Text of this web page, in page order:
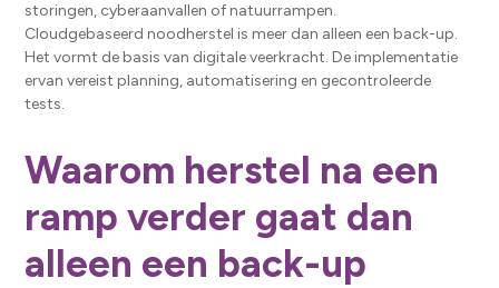
storingen, cyberaanvallen of natuurrampen.
Cloudgebaseerd noodherstel is meer dan alleen een back-up.
Het vormt de basis van digitale veerkracht. De implementatie
ervan vereist planning, automatisering en gecontroleerde
tests.
Waarom herstel na een
ramp verder gaat dan
alleen een back-up